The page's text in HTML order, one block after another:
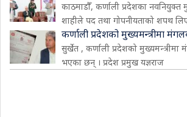
काठमाडौँ, कर्णाली प्रदेशका नवनियुक्त
शाहीले पद तथा गोपनीयताको शपथ
कर्णाली प्रदेशको मुख्यमन्त्रीमा
सुर्खेत , कर्णाली प्रदेशको मुख्यमन्त्रीमा
भएका छन् । प्रदेश प्रमुख यज्ञराज